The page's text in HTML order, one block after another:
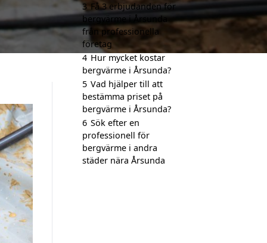
3 Få 3 erbjudanden för
bergvärme i Årsunda
från professionella
företag
4 Hur mycket kostar
bergvärme i Årsunda?
5 Vad hjälper till att
bestämma priset på
bergvärme i Årsunda?
6 Sök efter en
professionell för
bergvärme i andra
städer nära Årsunda